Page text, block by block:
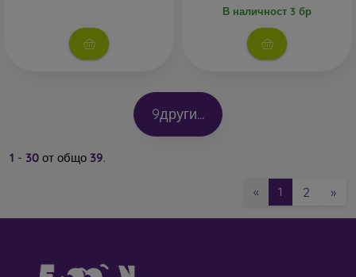
В наличност 3 бр
9други...
1 - 30 от общо 39.
« 1 2 »